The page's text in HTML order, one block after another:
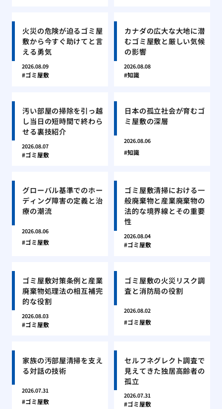
火災の危険が迫るゴミ屋
敷から今すぐ助けてと言
える勇気
2026.08.09
ゴミ屋敷
カナダの広大な大地に潜
むゴミ屋敷と厳しい気候
の影響
2026.08.08
知識
汚い部屋の掃除を引っ越
し当日の短時間で終わら
せる裏技紹介
2026.08.07
ゴミ屋敷
日本の孤立社会が育むゴ
ミ屋敷の深層
2026.08.06
知識
グローバル基準でのホー
ディング障害の定義と治
療の潮流
2026.08.06
ゴミ屋敷
ゴミ屋敷清掃における一
般廃棄物と産業廃棄物の
法的な境界線とその重要
性
2026.08.04
ゴミ屋敷
ゴミ屋敷対策条例と産業
廃棄物処理法の相互補完
的な役割
2026.08.03
ゴミ屋敷
ゴミ屋敷の火災リスク調
査と消防局の役割
2026.08.02
ゴミ屋敷
家族の汚部屋清掃を支え
る対話の技術
2026.07.31
ゴミ屋敷
セルフネグレクト調査で
見えてきた独居高齢者の
孤立
2026.07.31
ゴミ屋敷